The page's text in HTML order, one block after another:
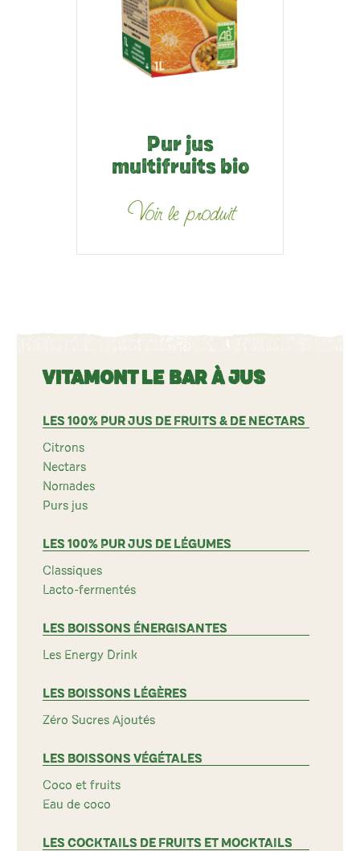
Pur jus
multifruits bio
Voir le produit
VITAMONT LE BAR À JUS
LES 100% PUR JUS DE FRUITS & DE NECTARS
Citrons
Nectars
Nomades
Purs jus
LES 100% PUR JUS DE LÉGUMES
Classiques
Lacto-fermentés
LES BOISSONS ÉNERGISANTES
Les Energy Drink
LES BOISSONS LÉGÈRES
Zéro Sucres Ajoutés
LES BOISSONS VÉGÉTALES
Coco et fruits
Eau de coco
LES COCKTAILS DE FRUITS ET MOCKTAILS